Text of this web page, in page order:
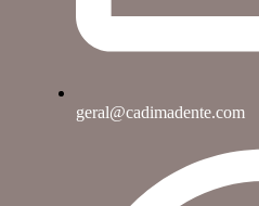
geral@cadimadente.com